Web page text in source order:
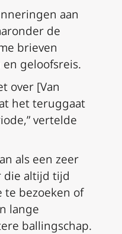
aan
de
brieven
geloofsreis.
over [Van
het teruggaat
vertelde
als een zeer
die altijd tijd
te bezoeken of
lange
ballingschap.